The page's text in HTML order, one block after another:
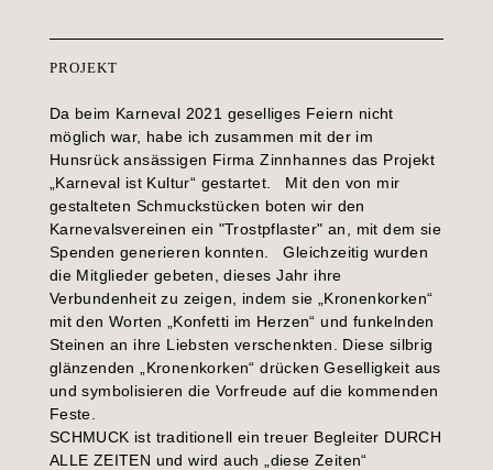
PROJEKT
Da beim Karneval 2021 geselliges Feiern nicht
möglich war, habe ich zusammen mit der im
Hunsrück ansässigen Firma Zinnhannes das Projekt
„Karneval ist Kultur“ gestartet. Mit den von mir
gestalteten Schmuckstücken boten wir den
Karnevalsvereinen ein "Trostpflaster" an, mit dem sie
Spenden generieren konnten. Gleichzeitig wurden
die Mitglieder gebeten, dieses Jahr ihre
Verbundenheit zu zeigen, indem sie „Kronenkorken“
mit den Worten „Konfetti im Herzen“ und funkelnden
Steinen an ihre Liebsten verschenkten. Diese silbrig
glänzenden „Kronenkorken“ drücken Geselligkeit aus
und symbolisieren die Vorfreude auf die kommenden
Feste.
SCHMUCK ist traditionell ein treuer Begleiter DURCH
ALLE ZEITEN und wird auch „diese Zeiten“